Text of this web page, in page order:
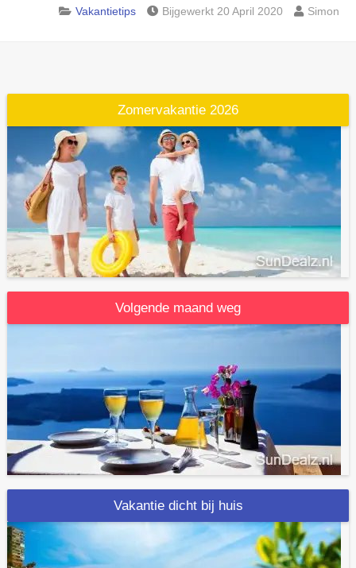
Vakantietips Bijgewerkt 20 April 2020 Simon
Zomervakantie 2026
Volgende maand weg
Vakantie dicht bij huis